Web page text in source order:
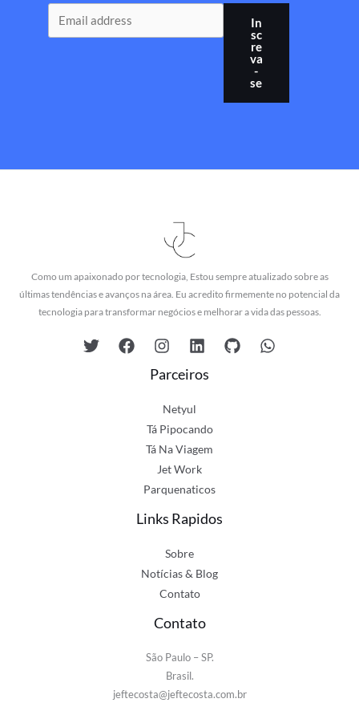
In
sc
re
va
-
se
Como um apaixonado por tecnologia, Estou sempre atualizado sobre as
últimas tendências e avanços na área. Eu acredito firmemente no potencial da
tecnologia para transformar negócios e melhorar a vida das pessoas.
Parceiros
Netyul
Tá Pipocando
Tá Na Viagem
Jet Work
Parquenaticos
Links Rapidos
Sobre
Notícias & Blog
Contato
Contato
São Paulo – SP.
Brasil.
jeftecosta@jeftecosta.com.br